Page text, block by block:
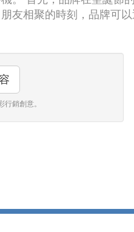
友相聚的時刻，品牌可
銷創意。